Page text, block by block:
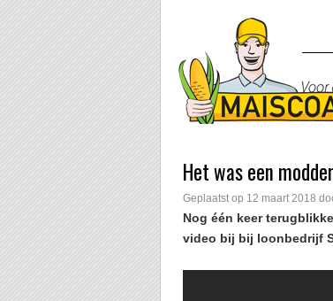
Het was een
Geplaatst op 12 maart 2018
Nog één keer
video bij bij loonbedrijf